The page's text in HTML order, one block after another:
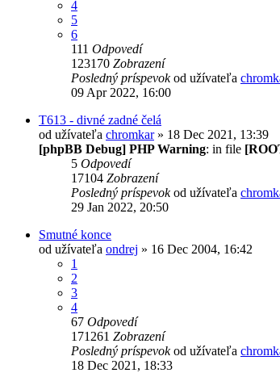
4
5
6
111 Odpovedí
123170 Zobrazení
Posledný príspevokod užívateľa
09 Apr 2022, 16:00
T613 - divné zadné čelá
od užívateľa chromkar» 18 Dec 2021, 13:39
[phpBB Debug] PHP Warning: in file
5 Odpovedí
17104 Zobrazení
Posledný príspevokod užívateľa
29 Jan 2022, 20:50
Smutné konce
od užívateľa ondrej » 16 Dec 2004, 16:42
1
2
3
4
67 Odpovedí
171261 Zobrazení
Posledný príspevokod užívateľa
18 Dec 2021, 18:33